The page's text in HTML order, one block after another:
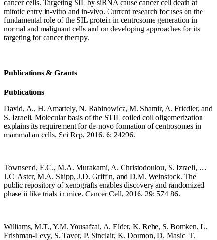
cancer cells. Targeting SIL by siRNA cause cancer cell death at
mitotic entry in-vitro and in-vivo. Current research focuses on the
fundamental role of the SIL protein in centrosome generation in
normal and malignant cells and on developing approaches for its
targeting for cancer therapy.
Publications & Grants
Publications
David, A., H. Amartely, N. Rabinowicz, M. Shamir, A. Friedler, and
S. Izraeli. Molecular basis of the STIL coiled coil oligomerization
explains its requirement for de-novo formation of centrosomes in
mammalian cells. Sci Rep, 2016. 6: 24296.
Townsend, E.C., M.A. Murakami, A. Christodoulou, S. Izraeli, …
J.C. Aster, M.A. Shipp, J.D. Griffin, and D.M. Weinstock. The
public repository of xenografts enables discovery and randomized
phase ii-like trials in mice. Cancer Cell, 2016. 29: 574-86.
Williams, M.T., Y.M. Yousafzai, A. Elder, K. Rehe, S. Bomken, L.
Frishman-Levy, S. Tavor, P. Sinclair, K. Dormon, D. Masic, T.